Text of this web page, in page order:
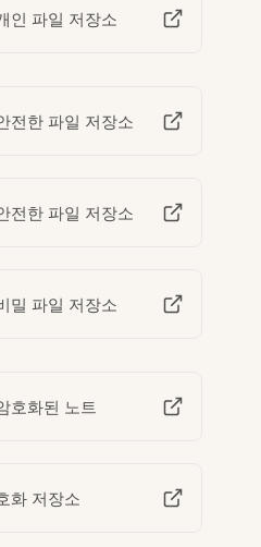
인 파일 저장소
전한 파일 저장소
전한 파일 저장소
밀 파일 저장소
호화된 노트
화 저장소